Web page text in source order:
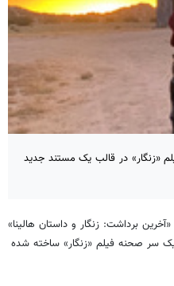
«زنگار» در قالب یک مستند جدید
«آخرین برداشت: زنگار و داستان هالینا»
سر صحنه فیلم «زنگار» ساخته شده